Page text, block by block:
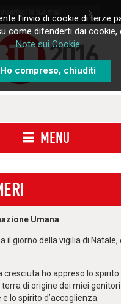
MENU
Umana
il giorno della vigilia di Natale,
cresciuta ho appreso lo
di origine dei miei
lo spirito d’accoglienza.
l'invio di cookie di terze
come difenderti dai cookie,
Note sui Cookie
Ho compreso, chiuditi